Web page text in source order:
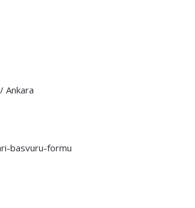
Ankara
basvuru-formu